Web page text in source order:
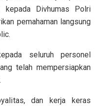
kepada Divhumas Polri
pemahaman langsung
seluruh personel
telah mempersiapkan
dan kerja keras